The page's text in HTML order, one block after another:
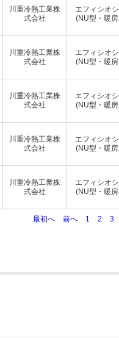
川重冷熱工業株
式会社
エフィシオ
(NU型・暖
川重冷熱工業株
式会社
エフィシオ
(NU型・暖
川重冷熱工業株
式会社
エフィシオ
(NU型・暖
川重冷熱工業株
式会社
エフィシオ
(NU型・暖
川重冷熱工業株
式会社
エフィシオ
(NU型・暖
最初へ 前へ 1 2 3